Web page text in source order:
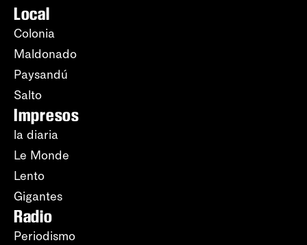
Local
Colonia
Maldonado
Paysandú
Salto
Impresos
la diaria
Le Monde
Lento
Gigantes
Radio
Periodismo